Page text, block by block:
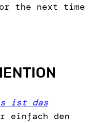
the next time
ist das
einfach den